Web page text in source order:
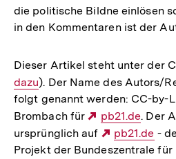
die politische Bildne einlösen
in den Kommentaren ist der
Dieser Artikel steht unter der
dazu). Der Name des Autors/
folgt genannt werden: CC-by-
Brombach für
Externer
Link:
pb21.de. Der
ursprünglich auf
Externer
Link:
pb21.de -
Projekt der Bundeszentrale